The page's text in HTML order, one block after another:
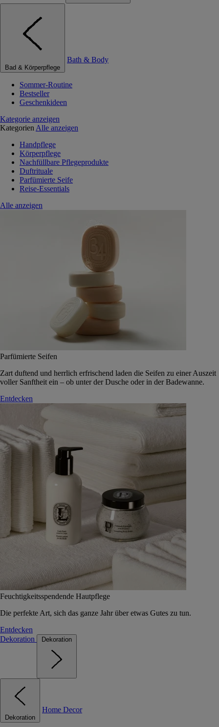
Bad & Körperpflege
Bath & Body
Sommer-Routine
Bestseller
Geschenkideen
Kategorie anzeigen
Kategorien Alle anzeigen
Handpflege
Körperpflege
Nachfüllbare Pflegeprodukte
Duftrituale
Parfümierte Seife
Reise-Essentials
Alle anzeigen
Parfümierte Seifen
Zart duftend und herrlich erfrischend laden die Seifen zu einer Auszeit
voller Sanftheit ein – ob unter der Dusche oder in der Badewanne.
Entdecken
Feuchtigkeitsspendende Hautpflege
Die perfekte Art, sich das ganze Jahr über etwas Gutes zu tun.
Entdecken
Dekoration
Dekoration
Dekoration
Home Decor